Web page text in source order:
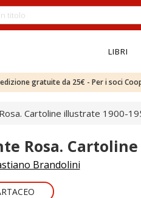
LIBRI
gratuite da 25€ - Per i soci
Cartoline illustrate 1900-
Rosa.
Brandolini